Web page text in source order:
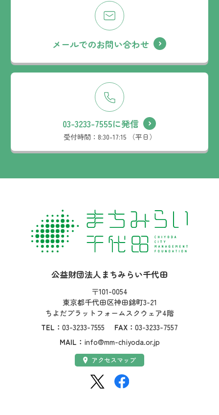
メールでのお問い合わせ
03-3233-7555に発信
受付時間： 8:30-17:15 （平日）
社名：
公益財団法人まちみらい千代田
住所：
〒101-0054
東京都千代田区神田錦町3-21
ちよだプラットフォームスクウェア4階
TEL： 03-3233-7555 FAX： 03-3233-7557
MAIL： info@mm-chiyoda.or.jp
アクセス：
アクセスマップ
SNS：